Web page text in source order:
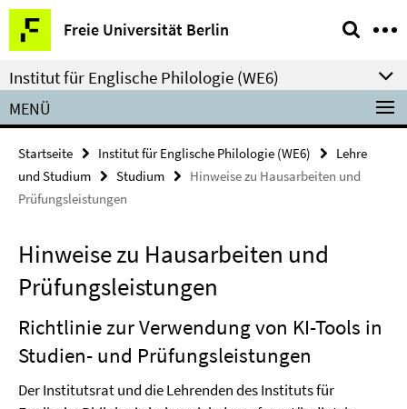
Springe
direkt
zu
Inhalt
Freie Universität Berlin
Service-
Navigation
Institut für Englische Philologie (WE6)
MENÜ
Startseite Institut für Englische Philologie (WE6)
Lehre
und Studium
Studium
Hinweise zu Hausarbeiten und
Prüfungsleistungen
Hinweise zu Hausarbeiten und
Prüfungsleistungen
Richtlinie zur Verwendung von KI-Tools in
Studien- und Prüfungsleistungen
Der Institutsrat und die Lehrenden des Instituts für